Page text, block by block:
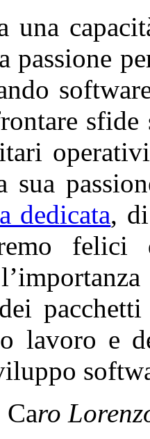
una
passione
sfide
sua
dedicata,
felici
lavoro e
Caro